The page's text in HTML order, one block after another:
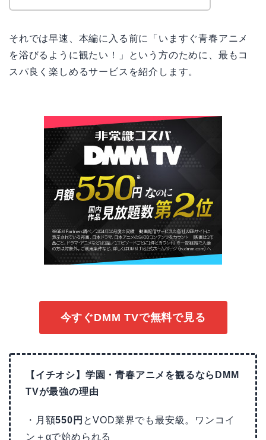
それでは早速、本編に入る前に「いますぐ青春アニメ
を浴びるように観たい！」という方のために、最もコ
スパ良く楽しめるサービスを紹介します。
今すぐDMM TVで無料で見る
【イチオシ】学園・青春アニメを観るならDMM
TVが最強の理由
・月額550円 とVOD業界でも最安級。ワンコイ
ン＋αで始められる